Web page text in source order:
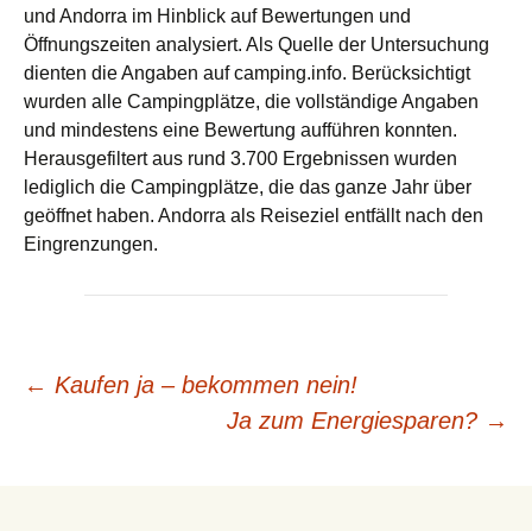
und Andorra im Hinblick auf Bewertungen und
Öffnungszeiten analysiert. Als Quelle der Untersuchung
dienten die Angaben auf camping.info. Berücksichtigt
wurden alle Campingplätze, die vollständige Angaben
und mindestens eine Bewertung aufführen konnten.
Herausgefiltert aus rund 3.700 Ergebnissen wurden
lediglich die Campingplätze, die das ganze Jahr über
geöffnet haben. Andorra als Reiseziel entfällt nach den
Eingrenzungen.
Beitrags-
← Kaufen ja – bekommen nein!
Ja zum Energiesparen? →